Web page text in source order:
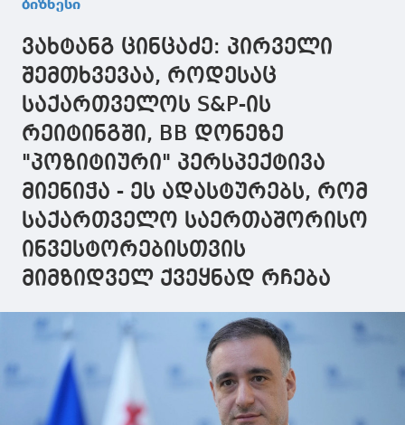
აკვატორიაში
მიმდინარეობს
საზღვაო
ინფრასტრუქტურული
სამუშაოები
მსხვილტონაჟიანი
გემის მიღება
ანაკლიის
ღრმაწყლოვან
ნავსადგურში
ეტაპზე
ბიზნესი
ვახტანგ ცინცაძე: პირველი
შემთხვევაა, როდესაც
საქართველოს S&P-ის
რეიტინგში, BB დონეზე
"პოზიტიური" პერსპექტივა
მიენიჭა - ეს ადასტურებს, რომ
საქართველო საერთაშორისო
ინვესტორებისთვის
მიმზიდველ ქვეყნად რჩება